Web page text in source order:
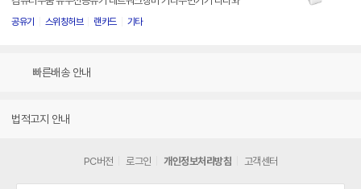
공유기 스위칭허브 랜카드 기타
빠른배송 안내
법적고지 안내
PC버전 로그인 개인정보처리방침 고객센터